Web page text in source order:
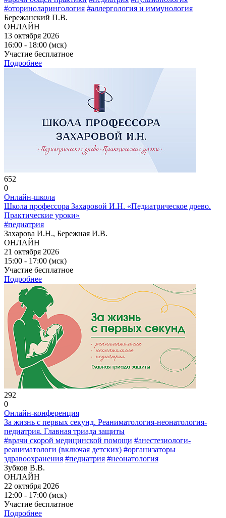
#оториноларингология #аллергология и иммунология
Бережанский П.В.
ОНЛАЙН
13 октября 2026
16:00 - 18:00 (мск)
Участие бесплатное
Подробнее
652
0
Онлайн-школа
Школа профессора Захаровой И.Н. «Педиатрическое древо.
Практические уроки»
#педиатрия
Захарова И.Н., Бережная И.В.
ОНЛАЙН
21 октября 2026
15:00 - 17:00 (мск)
Участие бесплатное
Подробнее
292
0
Онлайн-конференция
За жизнь с первых секунд. Реаниматология-неонатология-
педиатрия. Главная триада защиты
#врачи скорой медицинской помощи #анестезиологи-
реаниматологи (включая детских) #организаторы
здравоохранения #педиатрия #неонатология
Зубков В.В.
ОНЛАЙН
22 октября 2026
12:00 - 17:00 (мск)
Участие бесплатное
Подробнее